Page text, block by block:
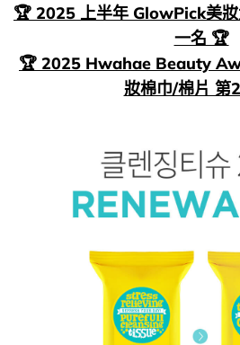
🏆 2025 上半年 GlowPick美
一名 🏆
🏆 2025 Hwahae Beauty
妝棉巾/棉片 第